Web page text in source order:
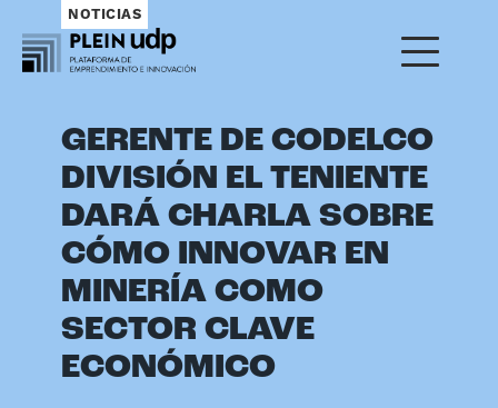
NOTICIAS
GERENTE DE CODELCO
DIVISIÓN EL TENIENTE
DARÁ CHARLA SOBRE
CÓMO INNOVAR EN
MINERÍA COMO
SECTOR CLAVE
ECONÓMICO